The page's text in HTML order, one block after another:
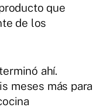
que
de los
ahí.
meses más para